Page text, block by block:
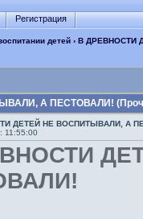
Регистрация
детей› В ДРЕВНОСТИ
А ПЕСТОВАЛИ!
ДЕТЕЙ НЕ ВОСПИТЫВАЛИ, А
11:55:00